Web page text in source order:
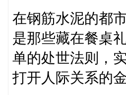
在钢筋水泥的都
是那些藏在餐桌
单的处世法则，
打开人际关系的金